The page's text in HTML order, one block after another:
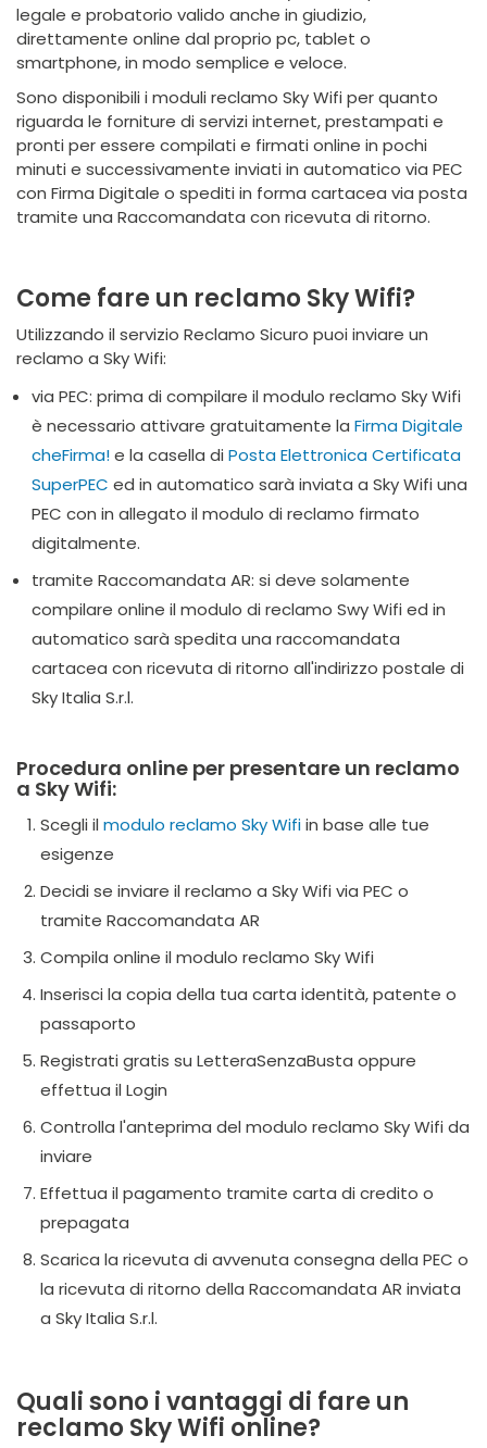
legale e probatorio valido anche in giudizio,
direttamente online dal proprio pc, tablet o
smartphone, in modo semplice e veloce.
Sono disponibili i moduli reclamo Sky Wifi per quanto
riguarda le forniture di servizi internet, prestampati e
pronti per essere compilati e firmati online in pochi
minuti e successivamente inviati in automatico via PEC
con Firma Digitale o spediti in forma cartacea via posta
tramite una Raccomandata con ricevuta di ritorno.
Come fare un reclamo Sky Wifi?
Utilizzando il servizio Reclamo Sicuro puoi inviare un
reclamo a Sky Wifi:
via PEC: prima di compilare il modulo reclamo Sky Wifi
è necessario attivare gratuitamente la Firma Digitale
cheFirma!e la casella di Posta Elettronica Certificata
SuperPEC ed in automatico sarà inviata a Sky Wifi una
PEC con in allegato il modulo di reclamo firmato
digitalmente.
tramite Raccomandata AR: si deve solamente
compilare online il modulo di reclamo Swy Wifi ed in
automatico sarà spedita una raccomandata
cartacea con ricevuta di ritorno all'indirizzo postale di
Sky Italia S.r.l.
Procedura online per presentare un reclamo
a Sky Wifi:
Scegli il modulo reclamo Sky Wifiin base alle tue
esigenze
Decidi se inviare il reclamo a Sky Wifi via PEC o
tramite Raccomandata AR
Compila online il modulo reclamo Sky Wifi
Inserisci la copia della tua carta identità, patente o
passaporto
Registrati gratis su LetteraSenzaBusta oppure
effettua il Login
Controlla l'anteprima del modulo reclamo Sky Wifi da
inviare
Effettua il pagamento tramite carta di credito o
prepagata
Scarica la ricevuta di avvenuta consegna della PEC o
la ricevuta di ritorno della Raccomandata AR inviata
a Sky Italia S.r.l.
Quali sono i vantaggi di fare un
reclamo Sky Wifi online?